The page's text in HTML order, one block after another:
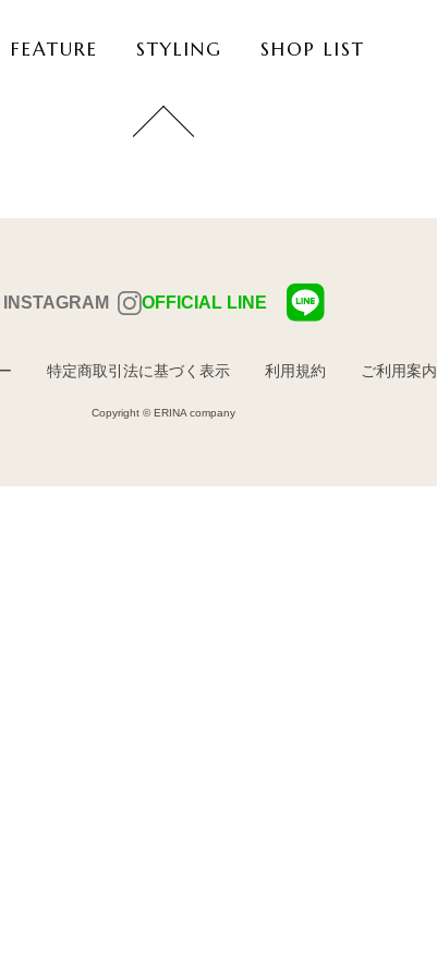
FEATURE STYLING SHOP LIST
INSTAGRAM OFFICIAL LINE
特定商取引法に基づく表示 利用規約 ご利用案内
Copyright © ERINA company